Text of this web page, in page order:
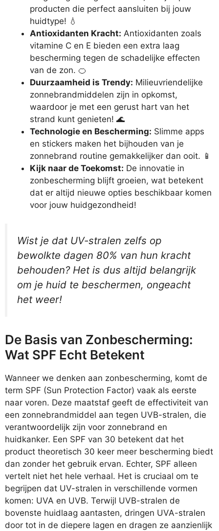
producten die perfect aansluiten bij jouw
huidtype! 💧
Antioxidanten Kracht: Antioxidanten zoals
vitamine C en E bieden een extra laag
bescherming tegen de schadelijke effecten
van de zon. 🍊
Duurzaamheid is Trendy: Milieuvriendelijke
zonnebrandmiddelen zijn in opkomst,
waardoor je met een gerust hart van het
strand kunt genieten! 🌊
Technologie en Bescherming: Slimme apps
en stickers maken het bijhouden van je
zonnebrand routine gemakkelijker dan ooit. 📱
Kijk naar de Toekomst: De innovatie in
zonbescherming blijft groeien, wat betekent
dat er altijd nieuwe opties beschikbaar komen
voor jouw huidgezondheid!
Wist je dat UV-stralen zelfs op
bewolkte dagen 80% van hun kracht
behouden? Het is dus altijd belangrijk
om je huid te beschermen, ongeacht
het weer!
De Basis van Zonbescherming:
Wat SPF Echt Betekent
Wanneer we denken aan zonbescherming, komt de
term SPF (Sun Protection Factor) vaak als eerste
naar voren. Deze maatstaf geeft de effectiviteit van
een zonnebrandmiddel aan tegen UVB-stralen, die
verantwoordelijk zijn voor zonnebrand en
huidkanker. Een SPF van 30 betekent dat het
product theoretisch 30 keer meer bescherming biedt
dan zonder het gebruik ervan. Echter, SPF alleen
vertelt niet het hele verhaal. Het is cruciaal om te
begrijpen dat UV-stralen in verschillende vormen
komen: UVA en UVB. Terwijl UVB-stralen de
bovenste huidlaag aantasten, dringen UVA-stralen
door tot in de diepere lagen en dragen ze aanzienlijk